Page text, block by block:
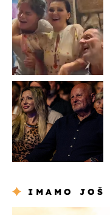
IMAMO JOŠ